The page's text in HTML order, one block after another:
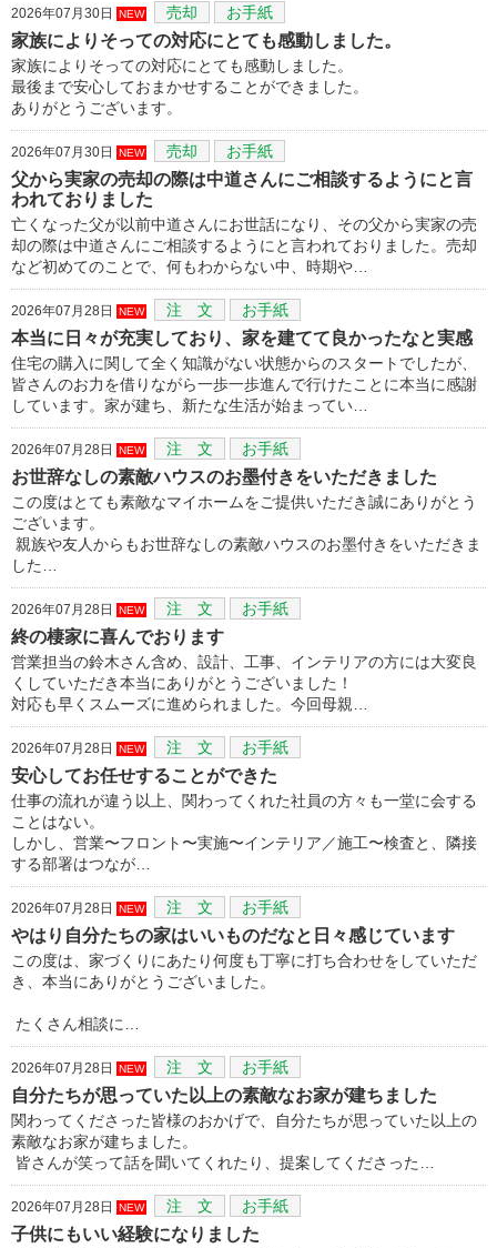
2026年07月30日 NEW 売却 お手紙
家族によりそっての対応にとても感動しました。
家族によりそっての対応にとても感動しました。
最後まで安心しておまかせすることができました。
ありがとうございます。
2026年07月30日 NEW 売却 お手紙
父から実家の売却の際は中道さんにご相談するようにと言
われておりました
亡くなった父が以前中道さんにお世話になり、その父から実家の売
却の際は中道さんにご相談するようにと言われておりました。売却
など初めてのことで、何もわからない中、時期や…
2026年07月28日 NEW 注 文 お手紙
本当に日々が充実しており、家を建てて良かったなと実感
住宅の購入に関して全く知識がない状態からのスタートでしたが、
皆さんのお力を借りながら一歩一歩進んで行けたことに本当に感謝
しています。家が建ち、新たな生活が始まってい…
2026年07月28日 NEW 注 文 お手紙
お世辞なしの素敵ハウスのお墨付きをいただきました
この度はとても素敵なマイホームをご提供いただき誠にありがとう
ございます。
親族や友人からもお世辞なしの素敵ハウスのお墨付きをいただきま
した…
2026年07月28日 NEW 注 文 お手紙
終の棲家に喜んでおります
営業担当の鈴木さん含め、設計、工事、インテリアの方には大変良
くしていただき本当にありがとうございました！
対応も早くスムーズに進められました。今回母親…
2026年07月28日 NEW 注 文 お手紙
安心してお任せすることができた
仕事の流れが違う以上、関わってくれた社員の方々も一堂に会する
ことはない。
しかし、営業〜フロント〜実施〜インテリア／施工〜検査と、隣接
する部署はつなが…
2026年07月28日 NEW 注 文 お手紙
やはり自分たちの家はいいものだなと日々感じています
この度は、家づくりにあたり何度も丁寧に打ち合わせをしていただ
き、本当にありがとうございました。
たくさん相談に…
2026年07月28日 NEW 注 文 お手紙
自分たちが思っていた以上の素敵なお家が建ちました
関わってくださった皆様のおかげで、自分たちが思っていた以上の
素敵なお家が建ちました。
皆さんが笑って話を聞いてくれたり、提案してくださった…
2026年07月28日 NEW 注 文 お手紙
子供にもいい経験になりました